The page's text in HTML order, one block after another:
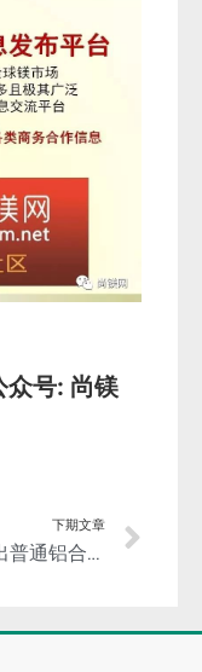
众号: 尚镁
下期文章
美国作出普通铝合金板双反产业损害终裁